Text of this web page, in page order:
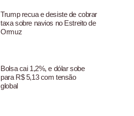
Trump recua e desiste de cobrar
taxa sobre navios no Estreito de
Ormuz
Bolsa cai 1,2%, e dólar sobe
para R$ 5,13 com tensão
global